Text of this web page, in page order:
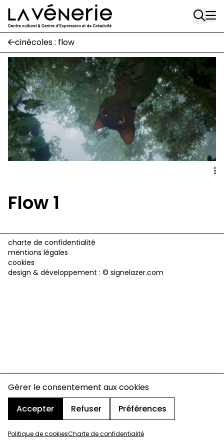
Gérer le consentement aux cookies
Accepter
Refuser Préférences
Politique de cookiesCharte de confidentialité
Aller au contenu principal
Rue Gratès, 3
1170 Watermael-Boitsfort
02 663 85 50
Écuries
Place Gilson, 3
1170 Watermael-Boitsfort
02 663 85 50
suivez-nous
Journal Vénerie
- version papier
Newsletter
A
cinécoles : flow
Flow 1
charte de confidentialité
mentions légales
cookies
design & développement : © signelazer.com